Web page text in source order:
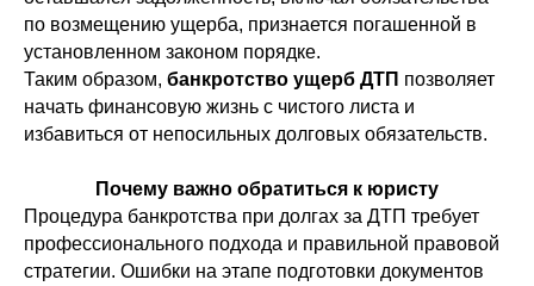
по возмещению ущерба, признается погашенной в
установленном законом порядке.
Таким образом, банкротство ущерб ДТП позволяет
начать финансовую жизнь с чистого листа и
избавиться от непосильных долговых обязательств.
Почему важно обратиться к юристу
Процедура банкротства при долгах за ДТП требует
профессионального подхода и правильной правовой
стратегии. Ошибки на этапе подготовки документов
Свобода от долгов с
момента подписания
договора